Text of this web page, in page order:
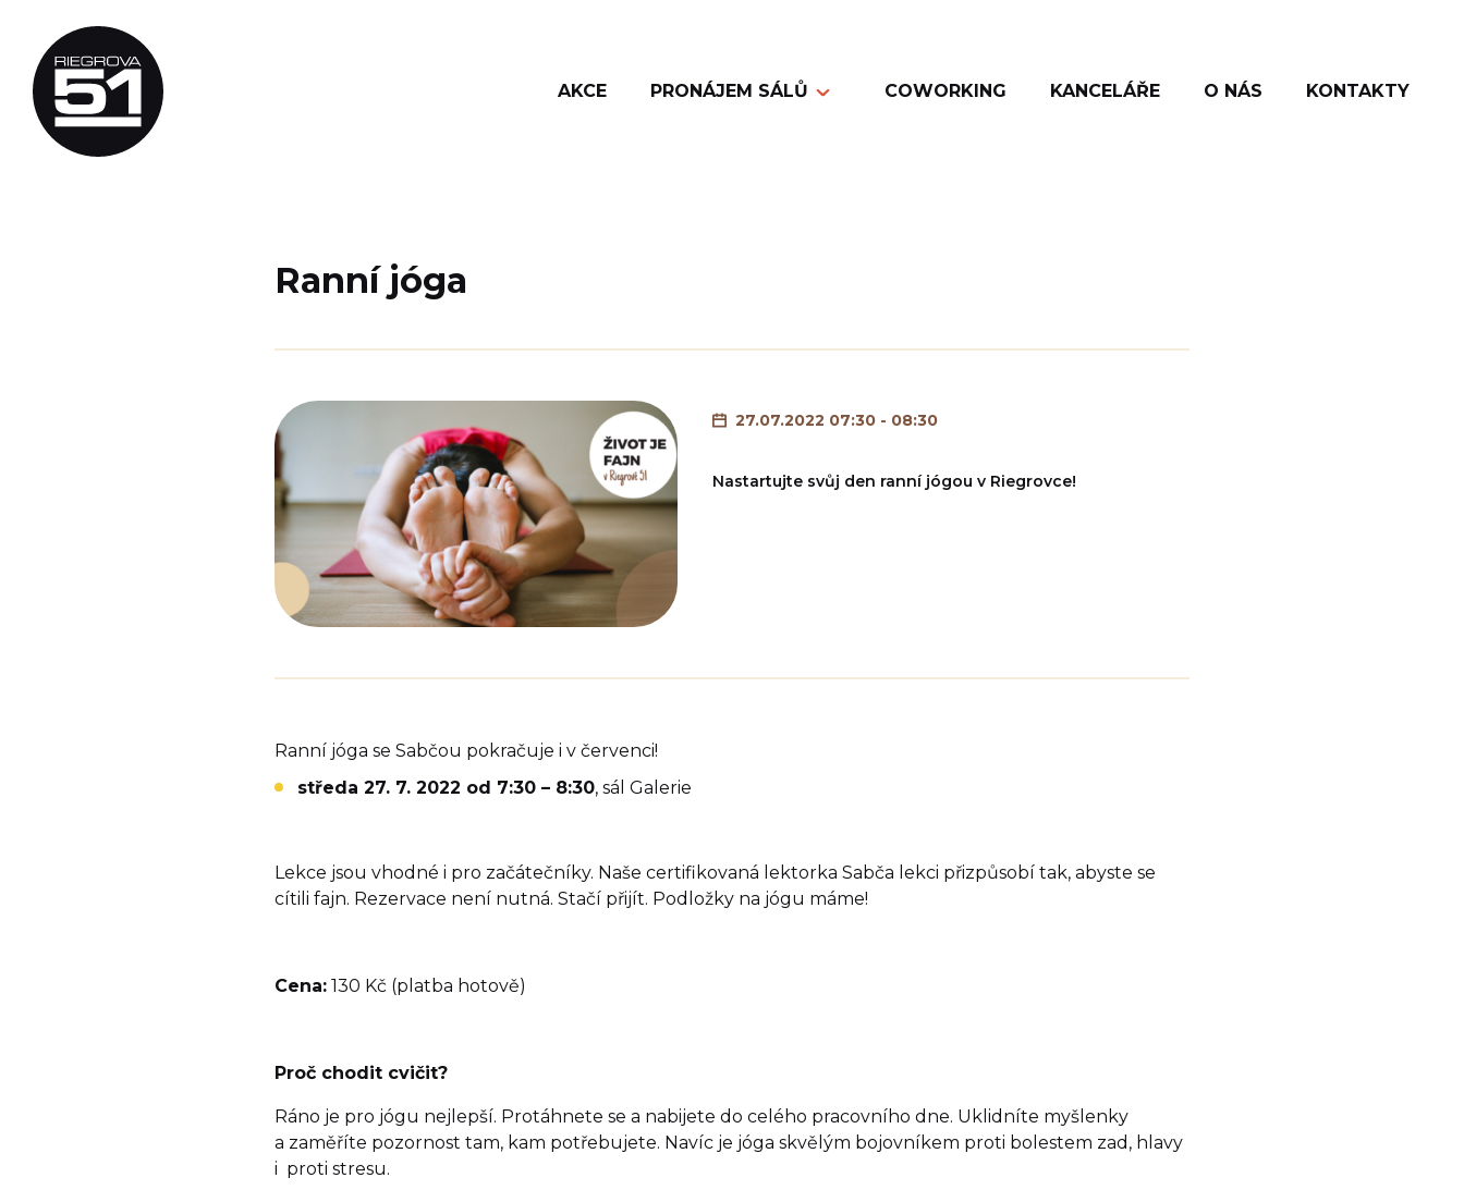
AKCE PRONÁJEM SÁLŮ COWORKING KANCELÁŘE O NÁS KONTAKTY
Ranní jóga
27.07.2022 07:30 - 08:30
Nastartujte svůj den ranní jógou v Riegrovce!
Ranní jóga se Sabčou pokračuje i v červenci!
středa 27. 7. 2022 od 7:30 – 8:30, sál Galerie
Lekce jsou vhodné i pro začátečníky. Naše certifikovaná lektorka Sabča lekci přizpůsobí tak, abyste se
cítili fajn. Rezervace není nutná. Stačí přijít. Podložky na jógu máme!
Cena: 130 Kč (platba hotově)
Proč chodit cvičit?
Ráno je pro jógu nejlepší. Protáhnete se a nabijete do celého pracovního dne. Uklidníte myšlenky
a zaměříte pozornost tam, kam potřebujete. Navíc je jóga skvělým bojovníkem proti bolestem zad, hlavy
i proti stresu.